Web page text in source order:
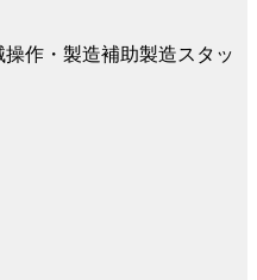
作・製造補助製造スタッ